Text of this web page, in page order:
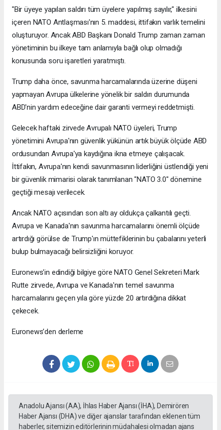
"Bir üyeye yapılan saldırı tüm üyelere yapılmış sayılır," ilkesini
içeren NATO Antlaşması'nın 5. maddesi, ittifakın varlık temelini
oluşturuyor. Ancak ABD Başkanı Donald Trump zaman zaman
yönetiminin bu ilkeye tam anlamıyla bağlı olup olmadığı
konusunda soru işaretleri yaratmıştı.
Trump daha önce, savunma harcamalarında üzerine düşeni
yapmayan Avrupa ülkelerine yönelik bir saldırı durumunda
ABD'nin yardım edeceğine dair garanti vermeyi reddetmişti.
Gelecek haftaki zirvede Avrupalı NATO üyeleri, Trump
yönetimini Avrupa'nın güvenlik yükünün artık büyük ölçüde ABD
ordusundan Avrupa'ya kaydığına ikna etmeye çalışacak.
İttifakın, Avrupa'nın kendi savunmasının liderliğini üstlendiği yeni
bir güvenlik mimarisi olarak tanımlanan "NATO 3.0" dönemine
geçtiği mesajı verilecek.
Ancak NATO açısından son altı ay oldukça çalkantılı geçti.
Avrupa ve Kanada'nın savunma harcamalarını önemli ölçüde
artırdığı görülse de Trump'ın müttefiklerinin bu çabalarını yeterli
bulup bulmayacağı belirsizliğini koruyor.
Euronews'in edindiği bilgiye göre NATO Genel Sekreteri Mark
Rutte zirvede, Avrupa ve Kanada'nın temel savunma
harcamalarını geçen yıla göre yüzde 20 artırdığına dikkat
çekecek.
Euronews’den derleme
Anadolu Ajansı (AA), İhlas Haber Ajansı (İHA), Demirören
Haber Ajansı (DHA) ve diğer ajanslar tarafından eklenen tüm
haberler, sitemizin editörlerinin müdahalesi olmadan ajans